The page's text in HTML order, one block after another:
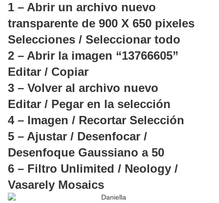
1 – Abrir un archivo nuevo
transparente de 900 X 650 pixeles
Selecciones / Seleccionar todo
2 – Abrir la imagen “13766605”
Editar / Copiar
3 – Volver al archivo nuevo
Editar / Pegar en la selección
4 – Imagen / Recortar Selección
5 – Ajustar / Desenfocar /
Desenfoque Gaussiano a 50
6 – Filtro Unlimited / Neology /
Vasarely Mosaics